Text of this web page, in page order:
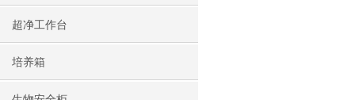
超净工作台
培养箱